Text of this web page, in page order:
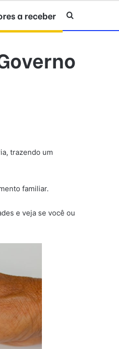
a receber Procurar por
trazendo um
familiar.
e veja se você ou